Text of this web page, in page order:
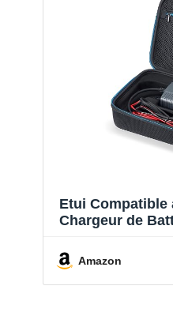
Etui Compatible
Chargeur de
voiture avec sac
pour crochets
Amazon